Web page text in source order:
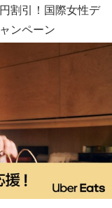
割引！国際女性デ
ンペーン